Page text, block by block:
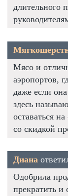
длительного
Мясо и
аэропортов,
даже если
здесь
оставаться
со скидкой
Диана
Одобрила
прекратить и